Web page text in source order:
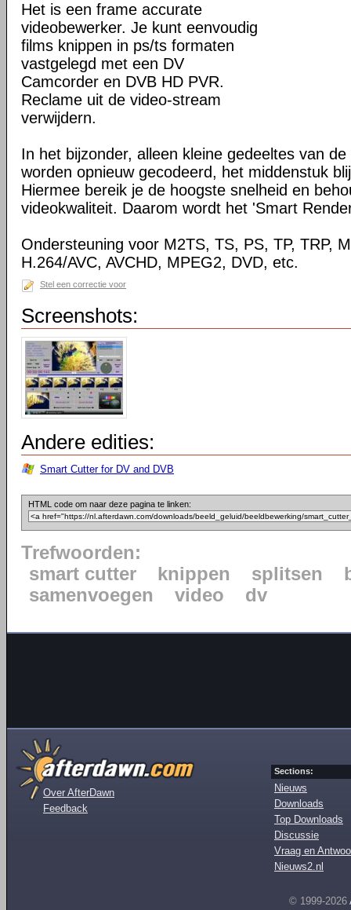
Het is een frame accurate
videobewerker. Je kunt eenvoudig
films knippen in ps/ts formaten
vastgelegd met een DV
Camcorder en DVB HD PVR.
Reclame uit de video-stream
verwijdern.
In het bijzonder, alleen kleine gedeeltes van
worden opnieuw gecodeerd, het middenstuk
Hiermee bereik je de hoogste snelheid en
videokwaliteit. Daarom wordt het 'Smart
Ondersteuning voor M2TS, TS, PS, TP, TRP,
H.264/AVC, AVCHD, MPEG2, DVD, etc.
Stel een correctie voor
Screenshots:
Andere edities:
Smart Cutter for DV and DVB
HTML code om naar deze pagina te linken:
Trefwoorden:
smart cutter
knippen splitsen
samenvoegen
video dv
Over AfterDawn
Feedback
Sections:
Nieuws
Downloads
Top Downloads
Discussie
Vraag en
Nieuws2.nl
© 1999-2026